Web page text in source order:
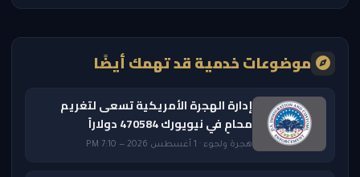
موضوعات خدمية قد تهمك أيضًا
إدارة الهجرة الأمريكية تسعى لتغريم
محامٍ في نيويورك 470584 دولاراً
هجرة ولجوء · 1 أغسطس 2026 — 7:10 PM